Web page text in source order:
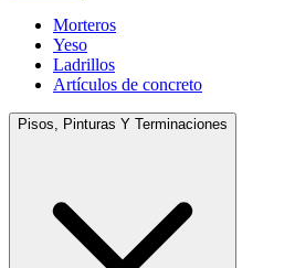
Morteros
Yeso
Ladrillos
Artículos de concreto
Pisos, Pinturas Y Terminaciones